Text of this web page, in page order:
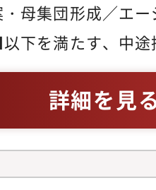
・母集団形成／エ
ートナーとの折衝
（ご経験に応じて）
画・人事制度の運用
・組織運営に有効
や導入設計、運用
ームのマネジメン
下を満たす、中
50名以上・面接／面
ニケーションの経験
詳細を見